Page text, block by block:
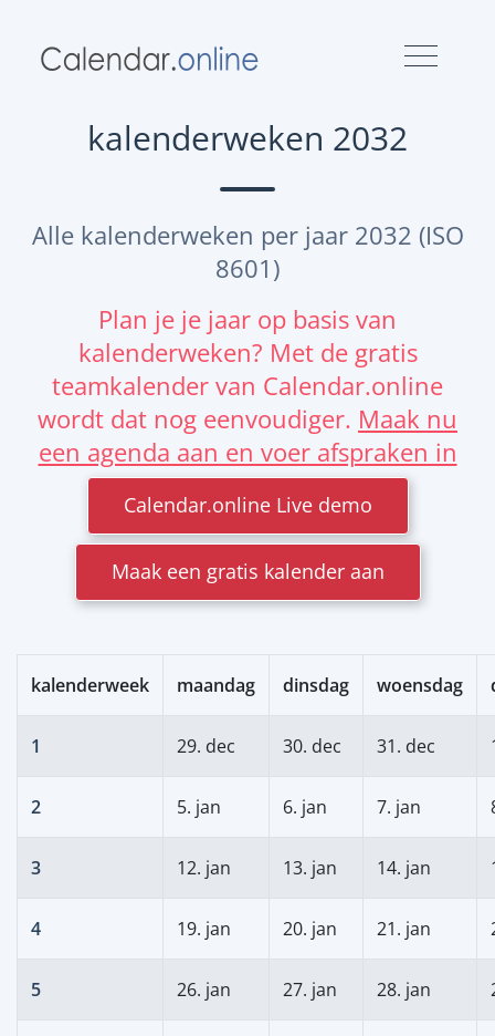
kalenderweken 2032
Alle kalenderweken per jaar 2032 (ISO
8601)
Plan je je jaar op basis van
kalenderweken? Met de gratis
teamkalender van Calendar.online
wordt dat nog eenvoudiger. Maak nu
een agenda aan en voer afspraken in
Calendar.online Live demo
Maak een gratis kalender aan
kalenderweek maandag dinsdag woensdag
1 29. dec 30. dec 31. dec
2 5. jan 6. jan 7. jan
3 12. jan 13. jan 14. jan
4 19. jan 20. jan 21. jan
5 26. jan 27. jan 28. jan